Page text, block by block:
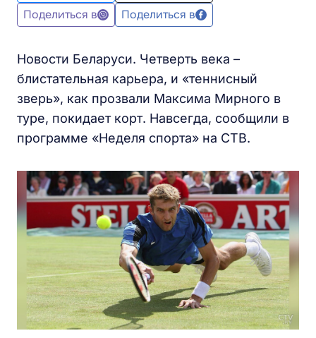
Поделиться в
Поделиться в
Новости Беларуси. Четверть века –
блистательная карьера, и «теннисный
зверь», как прозвали Максима Мирного в
туре, покидает корт. Навсегда, сообщили в
программе «Неделя спорта» на СТВ.